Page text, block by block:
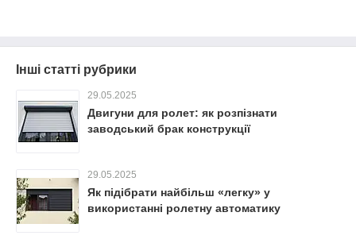
Інші статті рубрики
29.05.2025
Двигуни для ролет: як розпізнати
заводський брак конструкції
29.05.2025
Як підібрати найбільш «легку» у
використанні ролетну автоматику